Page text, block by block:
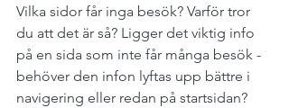
Vilka sidor får inga besök? Varför tror
du att det är så? Ligger det viktig info
på en sida som inte får många besök -
behöver den infon lyftas upp bättre i
navigering eller redan på startsidan?